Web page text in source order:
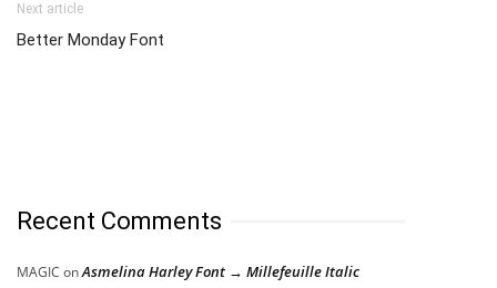
Next article
Better Monday Font
Recent Comments
MAGIC onAsmelina Harley Font → Millefeuille Italic